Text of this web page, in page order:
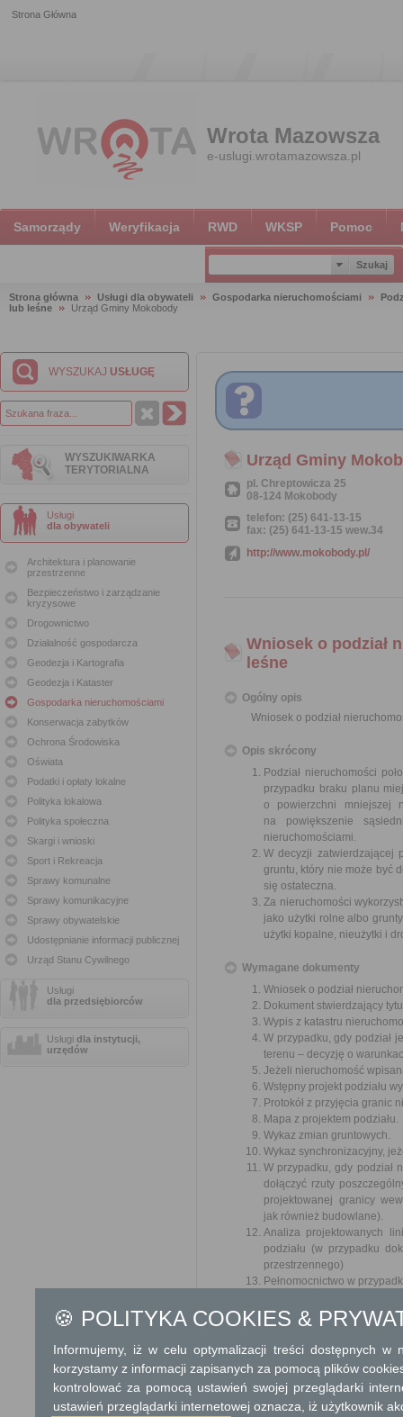
Strona Główna
Wrota Mazowsza
e-uslugi.wrotamazowsza.pl
Samorządy Weryfikacja RWD WKSP Pomoc
Strona główna Usługi dla obywateli Gospodarka nieruchomościami
lub leśne
Urząd Gminy Mokobody
WYSZUKAJ USŁUGĘ
WYSZUKIWARKA
TERYTORIALNA
Usługi
dla obywateli
Architektura i planowanie
przestrzenne
Bezpieczeństwo i zarządzanie
kryzysowe
Drogownictwo
Działalność gospodarcza
Geodezja i Kartografia
Geodezja i Kataster
Gospodarka nieruchomościami
Konserwacja zabytków
Ochrona Środowiska
Oświata
Podatki i opłaty lokalne
Polityka lokalowa
Polityka społeczna
Skargi i wnioski
Sport i Rekreacja
Sprawy komunalne
Sprawy komunikacyjne
Sprawy obywatelskie
Udostępnianie informacji publicznej
Urząd Stanu Cywilnego
Usługi
dla przedsiębiorców
Usługi dla instytucji,
urzędów
Urząd Gminy
pl. Chreptowicza 25
08-124 Mokobody
telefon: (25) 641-13-15
fax: (25) 641-13-15 wew.34
http://www.mokobody.pl/
Wniosek o podział
leśne
Ogólny opis
Wniosek o podział
Opis skrócony
Podział nieruchomości
przypadku braku planu
o powierzchni mniejszej
na powiększenie
nieruchomościami.
W decyzji zatwierdzającej
gruntu, który nie może być
się ostateczna.
Za nieruchomości
jako użytki rolne albo
użytki kopalne, nieużytki i
Wymagane dokumenty
Wniosek o podział
Dokument stwierdzający
Wypis z katastru
W przypadku, gdy podział
terenu – decyzję o
Jeżeli nieruchomość
Wstępny projekt podziału
Protokół z przyjęcia granic
Mapa z projektem podziału.
Wykaz zmian gruntowych.
Wykaz synchronizacyjny,
W przypadku, gdy podział
dołączyć rzuty
projektowanej granicy
jak również budowlane).
Analiza projektowanych
podziału (w przypadku
przestrzennego)
Pełnomocnictwo w
Odbiorca usługi
Termin załatwienia sprawy
Sprawa załatwiana jest
terminu nie wlicza się
🍪 POLITYKA COOKIES &
Informujemy, iż w celu optymalizacji treści dostępnych w
korzystamy z informacji zapisanych za pomocą plików
kontrolować za pomocą ustawień swojej przeglądarki
ustawień przeglądarki internetowej oznacza, iż użytkownik